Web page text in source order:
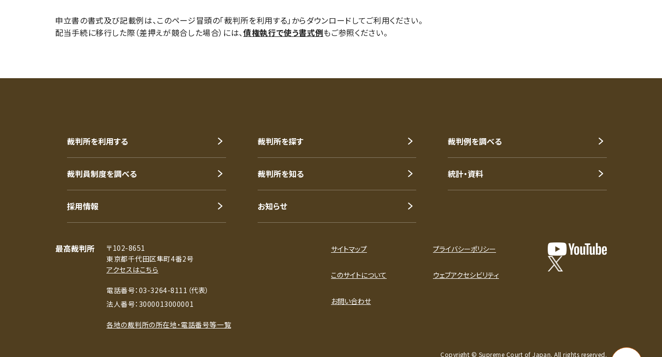
申立書の書式及び記載例は、このページ冒頭の「裁判所を利用する」からダウンロードしてご利用ください。
配当手続に移行した際（差押えが競合した場合）には、債権執行で使う書式例もご参照ください。
裁判所を利用する 裁判所を探す 裁判例を調べる
裁判員制度を調べる 裁判所を知る 統計・資料
採用情報 お知らせ
最高裁判所
〒102-8651
東京都千代田区隼町4番2号
アクセスはこちら
電話番号：03-3264-8111（代表）
法人番号：3000013000001
各地の裁判所の所在地・電話番号等一覧
サイトマップ プライバシーポリシー
このサイトについて ウェブアクセシビリティ
お問い合わせ
Copyright © Supreme Court of Japan. All rights reserved.